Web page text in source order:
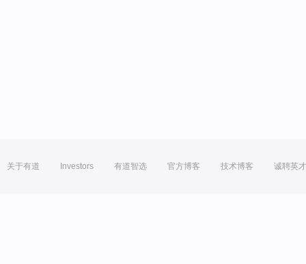
关于有道 Investors 有道智选 官方博客 技术博客 诚聘英才